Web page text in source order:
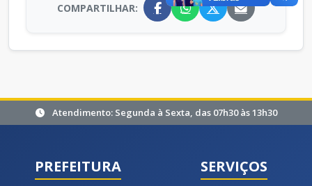
COMPARTILHAR:
Atendimento: Segunda à Sexta, das 07h30 às 13h30
PREFEITURA SERVIÇOS